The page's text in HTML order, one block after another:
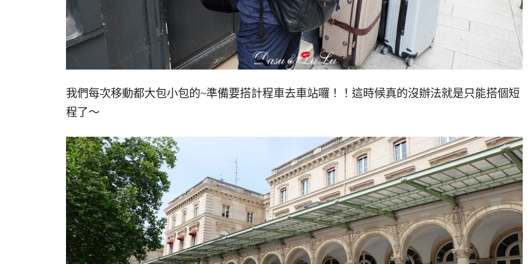
我們每次移動都大包小包的~準備要搭計程車去車站囉！！這時候真的沒辦法就是只能搭個短
程了～